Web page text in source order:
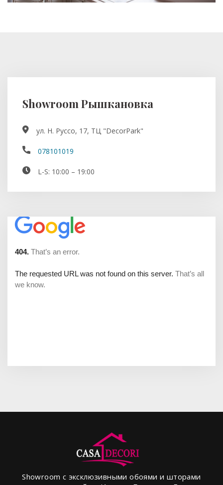
Showroom Рышкановка
ул. Н. Руссо, 17, ТЦ "DecorPark"
078101019
L-S: 10:00 – 19:00
Showroom с эксклюзивными обоями и шторами